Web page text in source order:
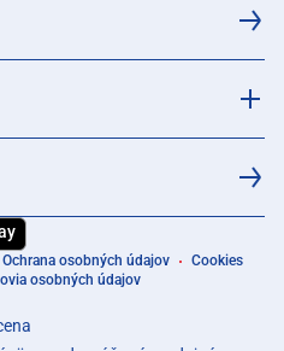
Ochrana osobných údajov
Cookies
osobných údajov